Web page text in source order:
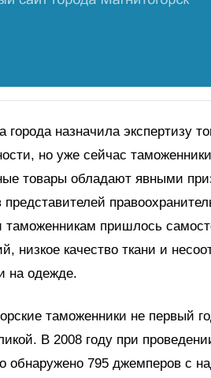
назначила экспертизу
но уже сейчас
товары обладают явными
таможенникам пришлось
низкое качество ткани и
на одежде.
таможенники не первый
В 2008 году при
обнаружено 795 джемперов с